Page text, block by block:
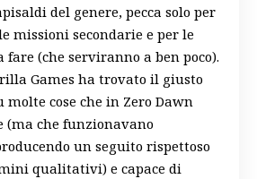
del genere, pecca solo per
missioni secondarie e per le
fare (che serviranno a ben poco).
Games ha trovato il giusto
cose che in Zero Dawn
(ma che funzionavano
un seguito rispettoso
qualitativi) e capace di